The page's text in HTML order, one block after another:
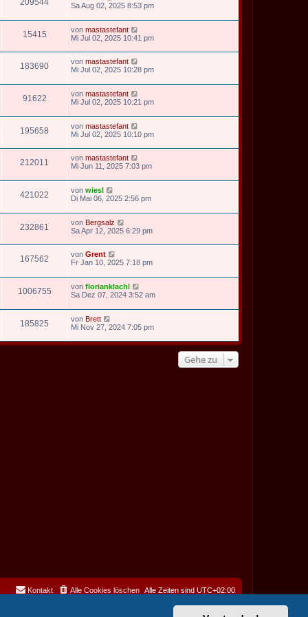
209544
Sa Aug 02, 2025 8:53 pm
15415 von mastastefant
Mi Jul 02, 2025 10:41 pm
183690 von mastastefant
Mi Jul 02, 2025 10:28 pm
91622 von mastastefant
Mi Jul 02, 2025 10:21 pm
195658 von mastastefant
Mi Jul 02, 2025 10:10 pm
212011 von mastastefant
Mi Jun 11, 2025 7:03 pm
421022 von wiesl
Di Mai 06, 2025 2:56 pm
232861 von Bergsalz
Sa Apr 12, 2025 6:29 pm
167562 von Grent
Fr Jan 10, 2025 7:18 pm
1006755 von florianklachl
Sa Dez 07, 2024 3:52 am
185825 von Brett
Mi Nov 27, 2024 7:05 pm
Gehe zu
Alle Zeiten sind UTC+02:00
Alle Cookies löschen
Kontakt